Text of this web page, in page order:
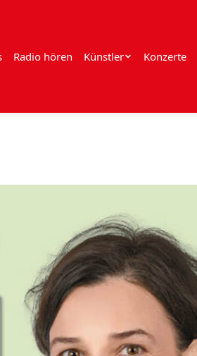
Radio hören Künstler Konzerte